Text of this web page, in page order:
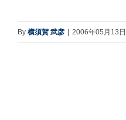
By 横須賀 武彦 2006年05月13日